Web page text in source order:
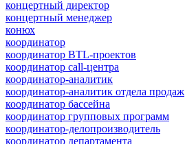
концертный директор
концертный менеджер
конюх
координатор
координатор BTL-проектов
координатор call-центра
координатор-аналитик
координатор-аналитик отдела продаж
координатор бассейна
координатор групповых программ
координатор-делопроизводитель
координатор департамента